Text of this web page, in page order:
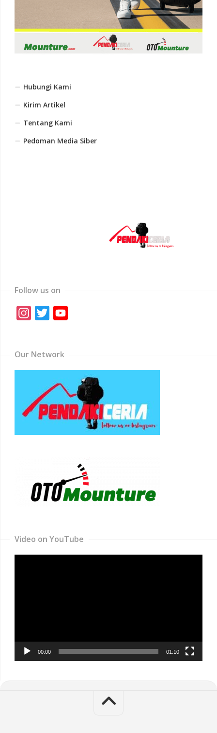
Hubungi Kami
Kirim Artikel
Tentang Kami
Pedoman Media Siber
Follow us on
Instagram
Twitter
Our Network
Video on YouTube
00:00 01:10